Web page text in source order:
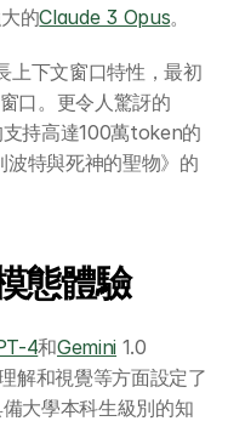
的Claude 3 Opus。
上下文窗口特性，最初
口。更令人驚訝的
持高達100萬token的
特與死神的聖物》的
態體驗
4和Gemini 1.0
解和視覺等方面設定了
大學本科生級別的知